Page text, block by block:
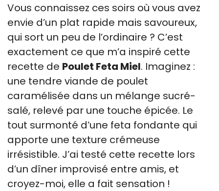
Vous connaissez ces soirs où vous avez
envie d’un plat rapide mais savoureux,
qui sort un peu de l’ordinaire ? C’est
exactement ce que m’a inspiré cette
recette de Poulet Feta Miel. Imaginez :
une tendre viande de poulet
caramélisée dans un mélange sucré-
salé, relevé par une touche épicée. Le
tout surmonté d’une feta fondante qui
apporte une texture crémeuse
irrésistible. J’ai testé cette recette lors
d’un dîner improvisé entre amis, et
croyez-moi, elle a fait sensation !